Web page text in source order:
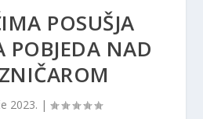
POSUŠJA
POBJEDA NAD
2023. |